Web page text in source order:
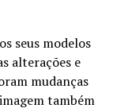
seus modelos
alterações e
mudanças
também